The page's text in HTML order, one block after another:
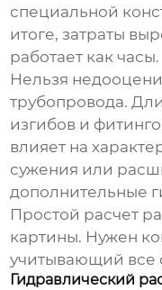
специальной
итоге, затраты
работает как часы.
Нельзя
трубопровода.
изгибов и
влияет на
сужения или
дополнительные
Простой расчет
картины. Нужен
учитывающий все
Гидравлический